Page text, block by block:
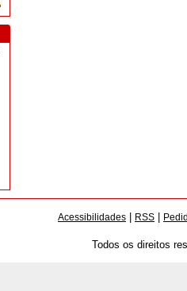
Acessibilidades RSS
Todos os direitos